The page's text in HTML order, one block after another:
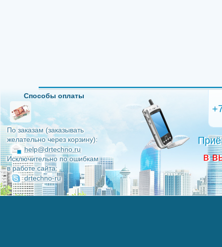
Способы оплаты
По заказам (заказывать
желательно через корзину):
help@drtechno.ru
Исключительно по ошибкам
в работе сайта:
drtechno-ru
в